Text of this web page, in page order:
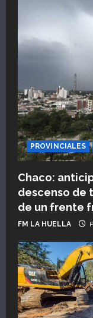
s
PROVINCIALES
Chaco:
descenso de
de un frente
FM LA HUELLA